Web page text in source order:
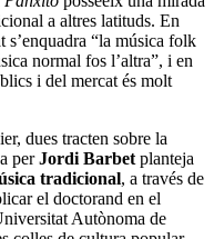
a altres latituds. En
s’enquadra “la música folk
normal fos l’altra”, i en
i del mercat és molt
dues tracten sobre la
perJordi Barbetplanteja
tradicional, a través de
el doctorand en el
Autònoma de